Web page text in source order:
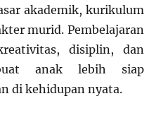
akademik, kurikulum
murid. Pembelajaran
disiplin, dan
anak lebih siap
di kehidupan nyata.